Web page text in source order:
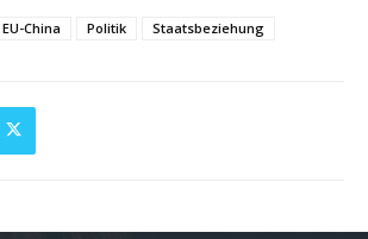
EU-China Politik Staatsbeziehung